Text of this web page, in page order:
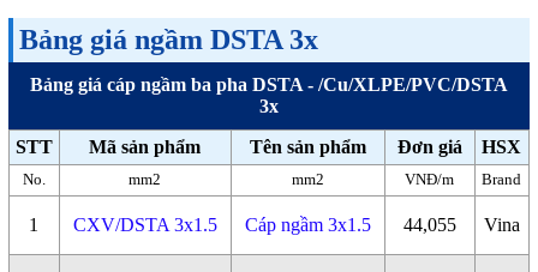
Bảng giá ngầm DSTA 3x
Bảng giá cáp ngầm ba pha DSTA - /Cu/XLPE/PVC/DSTA
3x
STT
Mã sản phẩm Tên sản phẩm Đơn giá HSX
No. mm2 mm2 VNĐ/m Brand
1 CXV/DSTA 3x1.5 Cáp ngầm 3x1.5 44,055 Vina